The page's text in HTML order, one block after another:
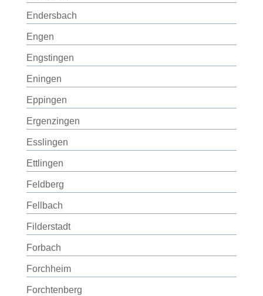
Endersbach
Engen
Engstingen
Eningen
Eppingen
Ergenzingen
Esslingen
Ettlingen
Feldberg
Fellbach
Filderstadt
Forbach
Forchheim
Forchtenberg